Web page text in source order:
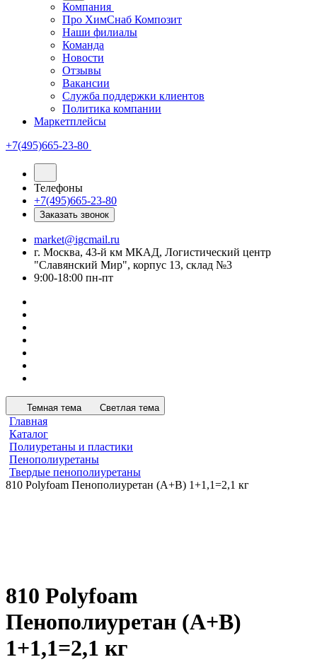
Компания
Про ХимСнаб Композит
Наши филиалы
Команда
Новости
Отзывы
Вакансии
Служба поддержки клиентов
Политика компании
Маркетплейсы
+7(495)665-23-80
Телефоны
+7(495)665-23-80
Заказать звонок
market@igcmail.ru
г. Москва, 43-й км МКАД, Логистический центр
"Славянский Мир", корпус 13, склад №3
9:00-18:00 пн-пт
Темная тема Светлая тема
Главная
Каталог
Полиуретаны и пластики
Пенополиуретаны
Твердые пенополиуретаны
810 Polyfoam Пенополиуретан (А+В) 1+1,1=2,1 кг
810 Polyfoam
Пенополиуретан (А+В)
1+1,1=2,1 кг